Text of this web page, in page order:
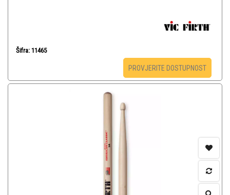
Šifra: 11465
PROVJERITE DOSTUPNOST